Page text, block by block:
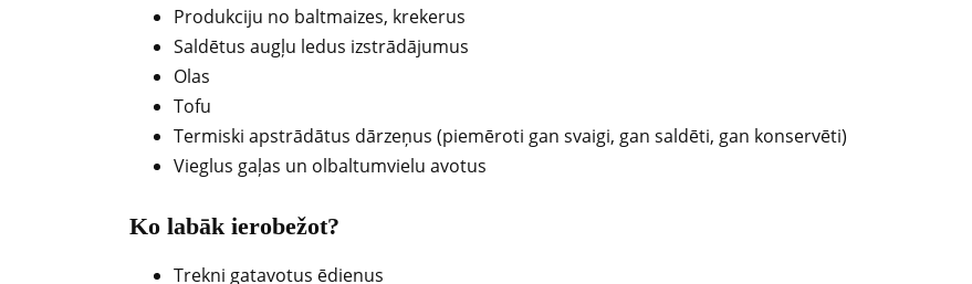
Produkciju no baltmaizes, krekerus
Saldētus augļu ledus izstrādājumus
Olas
Tofu
Termiski apstrādātus dārzeņus (piemēroti gan svaigi, gan saldēti, gan konservēti)
Vieglus gaļas un olbaltumvielu avotus
Ko labāk ierobežot?
Trekni gatavotus ēdienus